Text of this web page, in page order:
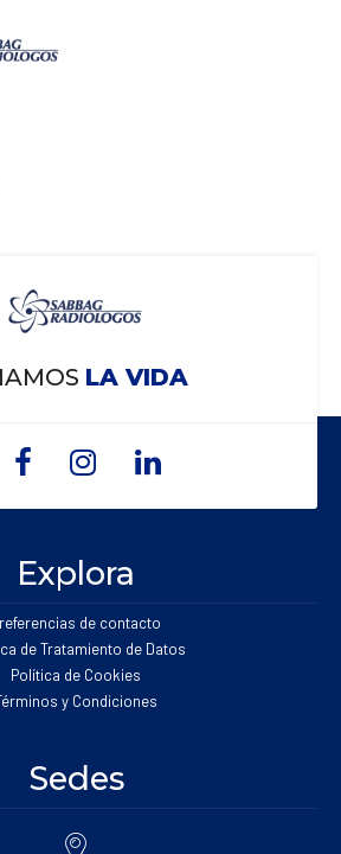
LA VIDA
Explora
de contacto
de Tratamiento de Datos
Política de Cookies
y Condiciones
Sedes